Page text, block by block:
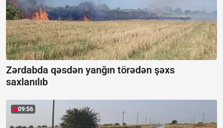
Zərdabda qəsdən yanğın törədən şəxs
saxlanılıb
09:56